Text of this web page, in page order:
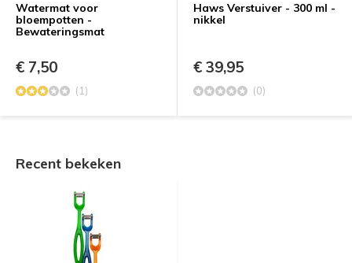
Watermat voor
bloempotten -
Bewateringsmat
€ 7,50
(1)
Haws Verstuiver - 300 ml -
nikkel
€ 39,95
(0)
Recent bekeken